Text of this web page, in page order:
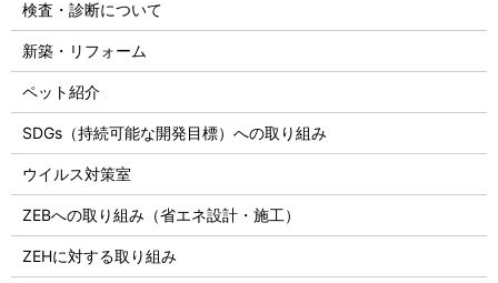
検査・診断について
新築・リフォーム
ペット紹介
SDGs（持続可能な開発目標）への取り組み
ウイルス対策室
ZEBへの取り組み（省エネ設計・施工）
ZEHに対する取り組み